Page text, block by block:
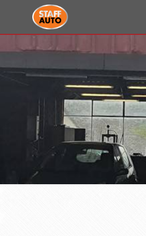
Panneau de gestion des cookies